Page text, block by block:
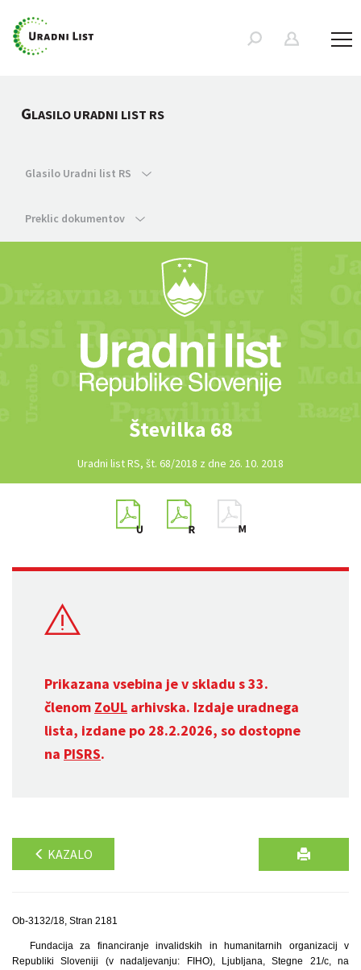
GLASILO URADNI LIST RS
Glasilo Uradni list RS
Preklic dokumentov
Številka 68
Uradni list RS, št. 68/2018 z dne 26. 10. 2018
Prikazana vsebina je v skladu s 33.
členom ZoUL arhivska. Izdaje uradnega
lista, izdane po 28.2.2026, so dostopne
na PISRS.
KAZALO
Ob-3132/18, Stran 2181
Fundacija za financiranje invalidskih in humanitarnih organizacij v
Republiki Sloveniji (v nadaljevanju: FIHO), Ljubljana, Stegne 21/c, na